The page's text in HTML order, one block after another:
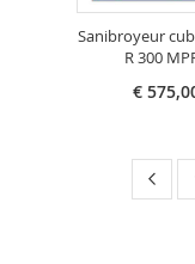
Sanibroyeur
R 300
€